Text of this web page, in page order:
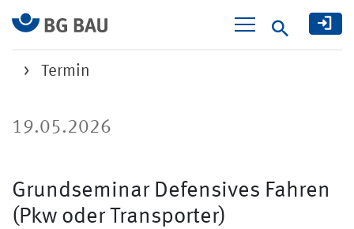
Suche
Termin
19.05.2026
Grundseminar Defensives Fahren
(Pkw oder Transporter)